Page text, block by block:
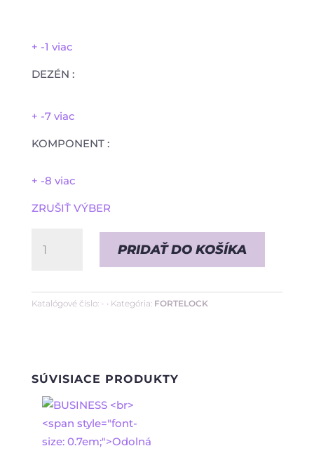
+ -1 viac
DEZÉN :
+ -7 viac
KOMPONENT :
+ -8 viac
ZRUŠIŤ VÝBER
a
PRIDAŤ DO KOŠÍKA
Katalógové číslo: - Kategória: FORTELOCK
SÚVISIACE PRODUKTY